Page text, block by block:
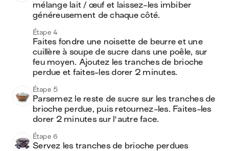
mélange lait / œuf et laissez-les imbiber
généreusement de chaque côté.
Étape 4
Faites fondre une noisette de beurre et une
cuillère à soupe de sucre dans une poêle, sur
feu moyen. Ajoutez les tranches de brioche
perdue et faites-les dorer 2 minutes.
Étape 5
Parsemez le reste de sucre sur les tranches de
brioche perdue, puis retournez-les. Faites-les
dorer 2 minutes sur l'autre face.
Étape 6
Servez les tranches de brioche perdues